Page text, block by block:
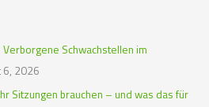
Schwachstellen im
6, 2026
Sitzungen brauchen – und was das für